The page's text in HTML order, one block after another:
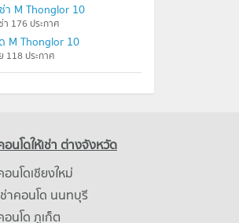
ช่า M Thonglor 10
า 176 ประกาศ
M Thonglor 10
118 ประกาศ
อนโดให้เช่า ต่างจังหวัด
อนโดเชียงใหม่
ช่าคอนโด นนทบุรี
อนโด ภูเก็ต